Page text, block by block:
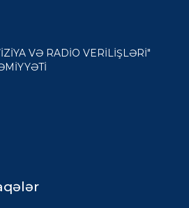
VƏ RADİO VERİLİŞLƏRİ"